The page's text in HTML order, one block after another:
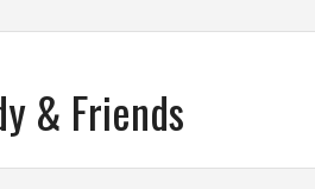
& Friends